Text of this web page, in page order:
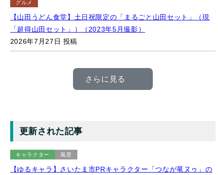
【山田うどん食堂】土日祝限定の「まるごと山田セット」（現
「超得山田セット」）（2023年5月撮影）
2026年7月27日 投稿
さらに見る
【ゆるキャラ】さいたま市PRキャラクター「つなが竜ヌゥ」の
特大フィギュア・お祭り衣装着用（2024年8月）【埼玉県さい